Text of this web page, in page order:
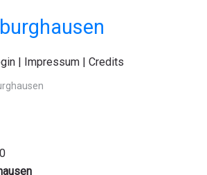
| Impressum |Credits